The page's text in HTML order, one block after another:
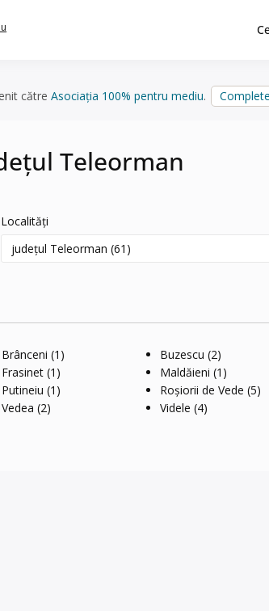
către Asociația 100% pentru mediu.
Teleorman
Localități
Brânceni (1) Buzescu (2)
Frasinet (1) Maldăieni (1)
Putineiu (1) Roșiorii de Vede (5)
Vedea (2) Videle (4)